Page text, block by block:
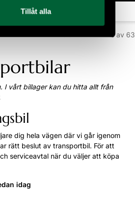
Tillåt alla
1 - 18av 63
I vårt billager kan du hitta allt från
dig hela vägen där vi går igenom
rätt beslut av transportbil. För att
serviceavtal när du väljer att köpa
idag